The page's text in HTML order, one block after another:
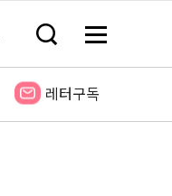
검
창
기
메
전
보
레터구독